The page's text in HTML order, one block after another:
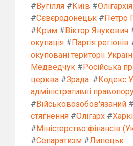
#Вугілля #Київ #Олігархія
#Сєвєродонецьк #Петро
#Крим #Віктор Янукович
окупація #Партія регіонів
окуповані території
Медведчук #Російська
церква #Зрада. #Кодекс
адміністративні
#Військовозобов'язаний #
стягнення #Олігарх #
#Міністерство фінансів
#Сепаратизм #Липецьк